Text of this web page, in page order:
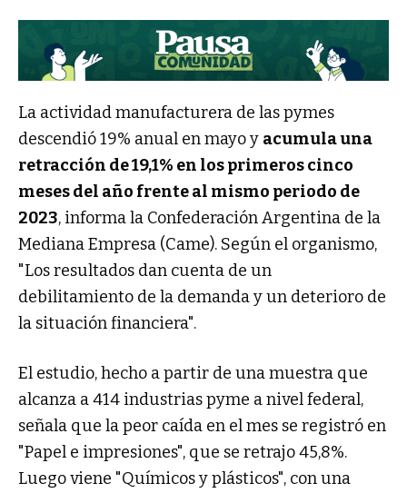
La actividad manufacturera de las pymes
descendió 19% anual en mayo y acumula una
retracción de 19,1% en los primeros cinco
meses del año frente al mismo periodo de
2023, informa la Confederación Argentina de la
Mediana Empresa (Came). Según el organismo,
"Los resultados dan cuenta de un
debilitamiento de la demanda y un deterioro de
la situación financiera".
El estudio, hecho a partir de una muestra que
alcanza a 414 industrias pyme a nivel federal,
señala que la peor caída en el mes se registró en
"Papel e impresiones", que se retrajo 45,8%.
Luego viene "Químicos y plásticos", con una